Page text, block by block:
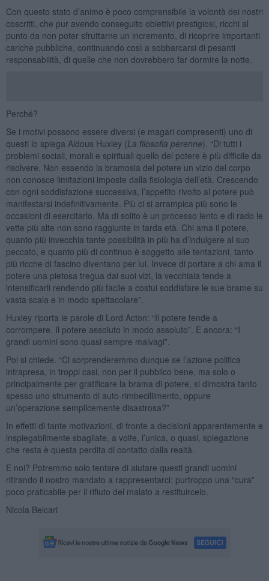
Con questo stato d’animo è poco comprensibile la volontà dei nostri
coscritti, che pur avendo conseguito obiettivi prestigiosi, ricchi al
punto da non poter sfruttarne un incremento, di ricoprire importanti
cariche pubbliche, continuando così a sobbarcarsi di pesanti
responsabilità, di quelle che non dovrebbero far dormire la notte.
Perché?
Se i motivi possono essere diversi (e magari compresenti) uno di
questi lo spiega Aldous Huxley (La filosofia perenne). “Di tutti i
problemi sociali, morali e spirituali quello del potere è più difficile da
risolvere. Non essendo la bramosia del potere un vizio del corpo
non conosce limitazioni imposte dalla fisiologia dell’età. Crescendo
con ogni soddisfazione successiva, l’appetito rivolto al potere può
manifestarsi indefinitivamente. Più ci si arrampica più sono le
occasioni di esercitarlo. Ma di solito è un processo lento e di rado le
vette più alte non sono raggiunte in tarda età. Chi ama il potere,
quanto più invecchia tante possibilità in più ha d’indulgere al suo
peccato, e quanto più di continuo è soggetto alle tentazioni, tanto
più ricche di fascino diventano per lui. Invece di portare a chi ama il
potere una pietosa tregua dai suoi vizi, la vecchiaia tende a
intensificarli rendendo più facile a costui soddisfare le sue brame su
vasta scala e in modo spettacolare”.
Huxley riporta le parole di Lord Acton: “Il potere tende a
corrompere. Il potere assoluto in modo assoluto”. E ancora: “I
grandi uomini sono quasi sempre malvagi”.
Poi si chiede. “Ci sorprenderemmo dunque se l’azione politica
intrapresa, in troppi casi, non per il pubblico bene, ma solo o
principalmente per gratificare la brama di potere, si dimostra tanto
spesso uno strumento di auto-rimbecillimento, oppure
un’operazione semplicemente disastrosa?”
In effetti di tante motivazioni, di fronte a decisioni apparentemente e
inspiegabilmente sbagliate, a volte, l’unica, o quasi, spiegazione
che resta è questa perdita di contatto dalla realtà.
E noi? Potremmo solo tentare di aiutare questi grandi uomini
ritirando il nostro mandato a rappresentarci: purtroppo una “cura”
poco praticabile per il rifiuto del malato a restituircelo.
Nicola Belcari